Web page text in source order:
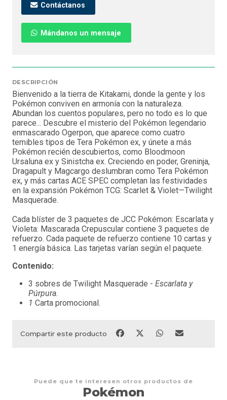
Contáctanos
Mándanos un mensaje
DESCRIPCIÓN
Bienvenido a la tierra de Kitakami, donde la gente y los
Pokémon conviven en armonía con la naturaleza.
Abundan los cuentos populares, pero no todo es lo que
parece... Descubre el misterio del Pokémon legendario
enmascarado Ogerpon, que aparece como cuatro
temibles tipos de Tera Pokémon ex, y únete a más
Pokémon recién descubiertos, como Bloodmoon
Ursaluna ex y Sinistcha ex. Creciendo en poder, Greninja,
Dragapult y Magcargo deslumbran como Tera Pokémon
ex, y más cartas ACE SPEC completan las festividades
en la expansión Pokémon TCG: Scarlet & Violet—Twilight
Masquerade.
Cada blíster de 3 paquetes de JCC Pokémon: Escarlata y
Violeta: Mascarada Crepuscular contiene 3 paquetes de
refuerzo. Cada paquete de refuerzo contiene 10 cartas y
1 energía básica. Las tarjetas varían según el paquete.
Contenido:
3 sobres de Twilight Masquerade - Escarlata y
Púrpura.
1 Carta promocional.
Compartir este producto
Puede que te interesen otros productos de
Pokémon